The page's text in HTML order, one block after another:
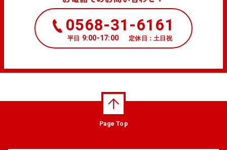
0568-31-6161
平日 9:00-17:00 定休日：土日祝
Page Top